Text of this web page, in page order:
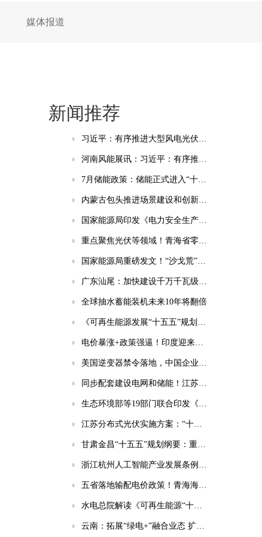
媒体报道
新闻推荐
习近平：有序推进大型风电光伏基地和电力外送通道规划建设，加快重点行业清洁能源替代
河南风能展讯：习近平：有序推进大型风电光伏基地和电力外送通道规划建设，加快重点行业清洁能源替代
7月储能政策：储能正式进入“十五五”时间 虚拟电厂与绿电直连成热点
内蒙古包头推进场景建设和创新应用：谋划新型储能、智能电网等相关场景
国家能源局印发《电力安全生产“十五五”行动计划》的通知
重点聚焦光伏等领域！青海省零碳工厂培育建设实施方案(试行)发布
国家能源局重磅发文！“沙戈荒”新能源基地、海上风电纳入“十五五”安全重点管控工程
广东汕尾：加快建设千万千瓦级海上风电基地！
全球抽水蓄能装机未来10年将翻倍
《可再生能源发展“十五五”规划》为五类企业带来新机遇！
电价暴涨+政策强逼！印度迎来千亿级储能市场风口
美国逆变器禁令落地，中国企业将面临哪些挑战？
同步配套建设电网和储能！江苏印发分布式光伏发展实施方案（2026-2030年）
生态环境部等19部门联合印发《国家应对气候变化“十五五”规划》
江苏分布式光伏实施方案：“十五五”新增56GW、新建厂房100%安装
甘肃金昌“十五五”规划纲要：重点实施10GWh共享储能电站等项目
浙江杭州人工智能产业发展条例：强化电源/电网/负荷/储能协同，推动城市供电可靠性符合算力设施标准
五省落地输配电价政策！青海海南福建明确独立储能放电退减输配电费！
水电总院解读《可再生能源“十五五”规划》（风电篇）
云南：拓展“绿电+”融合业态 扩大绿电直连规模